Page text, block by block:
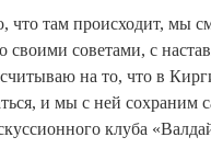
что там происходит, мы
советами, с
на то, что в
и мы с ней
клуба